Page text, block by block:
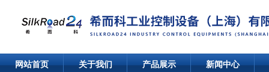
网站首页 关于我们 产品展示 新闻中心